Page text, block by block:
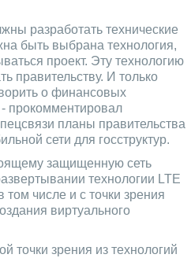
разработать технические
быть выбрана технология,
проект. Эту технологию
правительству. И только
о финансовых
- прокомментировал
планы правительства
сети для госструктур.
защищенную сеть
технологии LTE
числе и с точки зрения
виртуального
точки зрения из технологий